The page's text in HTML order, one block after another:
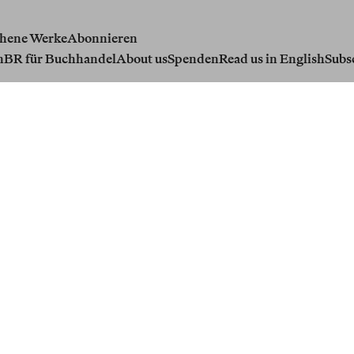
WerkeAbonnieren
BR für BuchhandelAbout usSpendenRead us in English